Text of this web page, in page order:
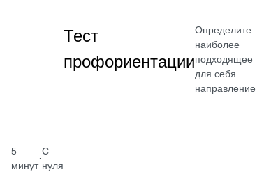
5
минут
·
С
нуля
Тест
профориентации
Определите
наиболее
подходящее
для себя
направление